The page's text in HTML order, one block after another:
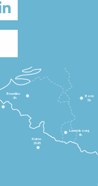
Reims
2h45
Bruxelles
3h
Bonn
5h
Luxembourg
4h